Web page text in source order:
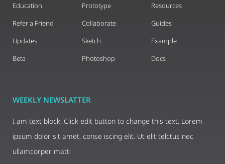
Education
Refer a Friend
Updates
Beta
Prototype
Collaborate
Sketch
Photoshop
Resources
Guides
Example
Docs
WEEKLY NEWSLATTER
I am text block. Click edit button to change this text. Lorem
ipsum dolor sit amet, conse iscing elit. Ut elit telctus nec
ullamcorper matti